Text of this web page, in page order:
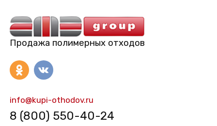
Продажа полимерных отходов
info@kupi-othodov.ru
8 (800) 550-40-24